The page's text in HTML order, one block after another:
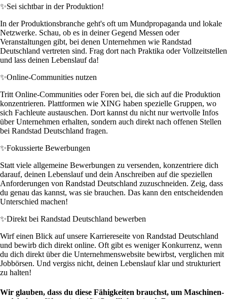
✨Sei sichtbar in der Produktion!
In der Produktionsbranche geht's oft um Mundpropaganda und lokale
Netzwerke. Schau, ob es in deiner Gegend Messen oder
Veranstaltungen gibt, bei denen Unternehmen wie Randstad
Deutschland vertreten sind. Frag dort nach Praktika oder Vollzeitstellen
und lass deinen Lebenslauf da!
✨Online-Communities nutzen
Tritt Online-Communities oder Foren bei, die sich auf die Produktion
konzentrieren. Plattformen wie XING haben spezielle Gruppen, wo
sich Fachleute austauschen. Dort kannst du nicht nur wertvolle Infos
über Unternehmen erhalten, sondern auch direkt nach offenen Stellen
bei Randstad Deutschland fragen.
✨Fokussierte Bewerbungen
Statt viele allgemeine Bewerbungen zu versenden, konzentriere dich
darauf, deinen Lebenslauf und dein Anschreiben auf die speziellen
Anforderungen von Randstad Deutschland zuzuschneiden. Zeig, dass
du genau das kannst, was sie brauchen. Das kann den entscheidenden
Unterschied machen!
✨Direkt bei Randstad Deutschland bewerben
Wirf einen Blick auf unsere Karriereseite von Randstad Deutschland
und bewirb dich direkt online. Oft gibt es weniger Konkurrenz, wenn
du dich direkt über die Unternehmenswebsite bewirbst, verglichen mit
Jobbörsen. Und vergiss nicht, deinen Lebenslauf klar und strukturiert
zu halten!
Wir glauben, dass du diese Fähigkeiten brauchst, um Maschinen-